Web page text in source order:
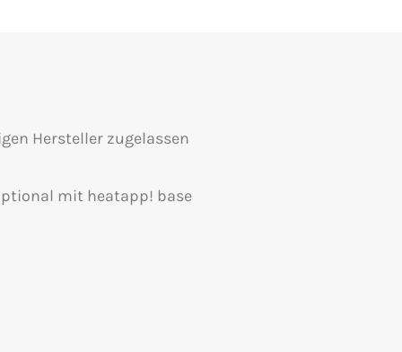
Hersteller zugelassen
mit heatapp! base